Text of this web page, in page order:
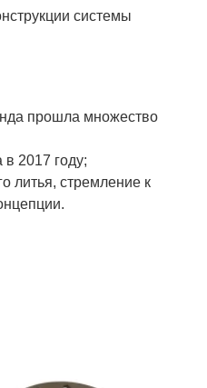
системы
прошла множество
2017 году;
литья, стремление к